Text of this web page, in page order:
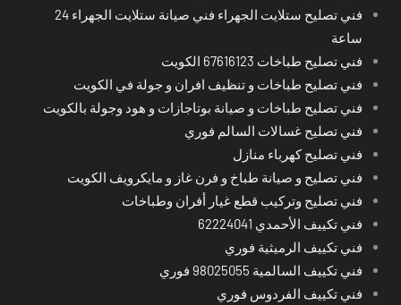
فني تصليح ستلايت الجهراء فني صيانة ستلايت الجهراء 24
ساعة
فني تصليح طباخات 67616123 الكويت
فني تصليح طباخات و تنظيف افران و جولة في الكويت
فني تصليح طباخات و صيانة بوتاجازات و هود وجولة بالكويت
فني تصليح غسالات السالم فوري
فني تصليح كهرباء منازل
فني تصليح و صيانة طباخ و فرن غاز و مايكرويف الكويت
فني تصليح وتركيب قطع غيار أفران وطباخات
فني تكييف الأحمدي 62224041
فني تكييف الرميثية فوري
فني تكييف السالمية 98025055 فوري
فني تكييف الفردوس فوري